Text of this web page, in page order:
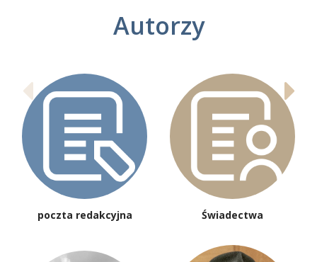
Autorzy
poczta redakcyjna Świadectwa